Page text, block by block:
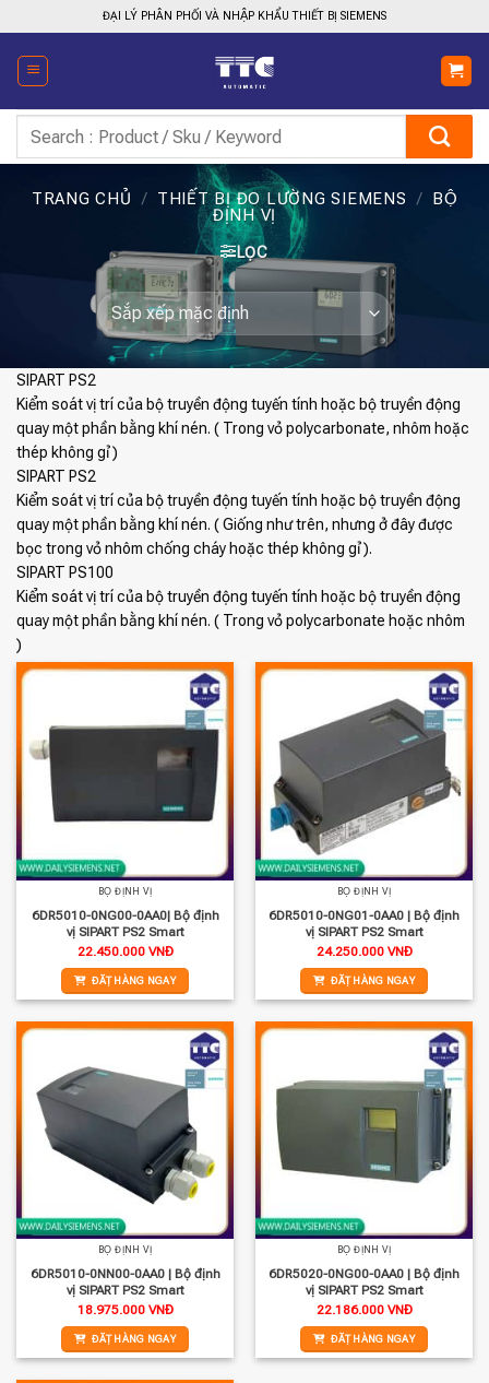
qua
nội
dung
ĐẠI LÝ PHÂN PHỐI VÀ NHẬP KHẨU THIẾT BỊ SIEMENS
kiếm:
TRANG CHỦ / THIẾT BỊ ĐO LƯỜNG SIEMENS / BỘ
ĐỊNH VỊ
LỌC
SIPART PS2
Kiểm soát vị trí của bộ truyền động tuyến tính hoặc bộ truyền động
quay một phần bằng khí nén. ( Trong vỏ polycarbonate, nhôm hoặc
thép không gỉ )
SIPART PS2
Kiểm soát vị trí của bộ truyền động tuyến tính hoặc bộ truyền động
quay một phần bằng khí nén. ( Giống như trên, nhưng ở đây được
bọc trong vỏ nhôm chống cháy hoặc thép không gỉ ).
SIPART PS100
Kiểm soát vị trí của bộ truyền động tuyến tính hoặc bộ truyền động
quay một phần bằng khí nén. ( Trong vỏ polycarbonate hoặc nhôm
)
BỘ ĐỊNH VỊ
6DR5010-0NG00-0AA0| Bộ định
vị SIPART PS2 Smart
22.450.000 VNĐ
ĐẶT HÀNG NGAY
BỘ ĐỊNH VỊ
6DR5010-0NG01-0AA0 | Bộ định
vị SIPART PS2 Smart
24.250.000 VNĐ
ĐẶT HÀNG NGAY
BỘ ĐỊNH VỊ
6DR5010-0NN00-0AA0 | Bộ định
vị SIPART PS2 Smart
18.975.000 VNĐ
ĐẶT HÀNG NGAY
BỘ ĐỊNH VỊ
6DR5020-0NG00-0AA0 | Bộ định
vị SIPART PS2 Smart
22.186.000 VNĐ
ĐẶT HÀNG NGAY